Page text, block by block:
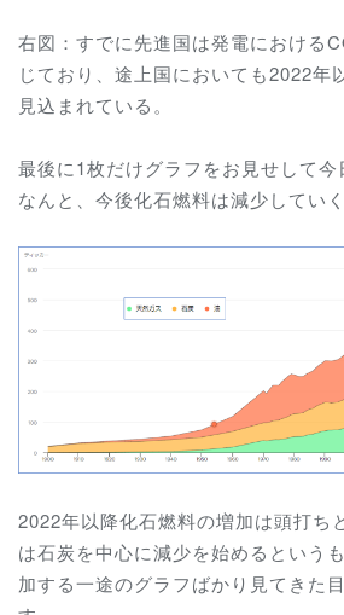
右図：すでに先進国は発電における
じており、途上国においても2022年
見込まれている。
最後に1枚だけグラフをお見せして今
なんと、今後化石燃料は減少してい
2022年以降化石燃料の増加は頭打ち
は石炭を中心に減少を始めるという
加する一途のグラフばかり見てきた